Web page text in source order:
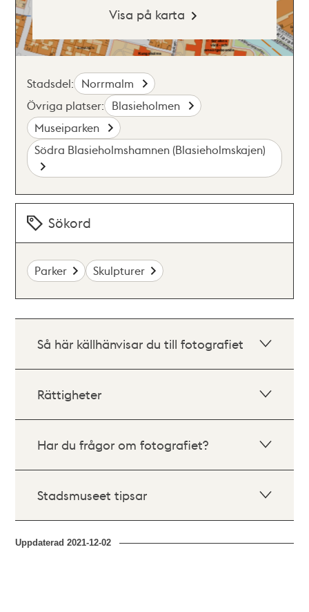
Visa på karta
Stadsdel: Norrmalm
Övriga platser: Blasieholmen
Museiparken
Södra Blasieholmshamnen (Blasieholmskajen)
Sökord
Parker Skulpturer
Så här källhänvisar du till fotografiet
Rättigheter
Har du frågor om fotografiet?
Stadsmuseet tipsar
Uppdaterad2021-12-02